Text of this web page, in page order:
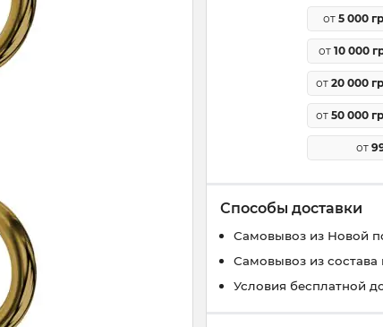
от 5 000
от 10 000
от 20 000
от 50 000
от
Способы доставки
Самовывоз из Новой
Самовывоз из состава
Условия бесплатной